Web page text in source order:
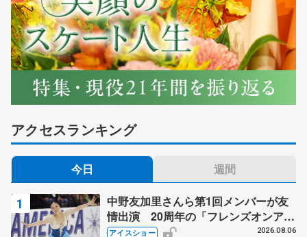
アクセスランキング
今日 週間
中野友加里さんら第1回メンバーが友
情出演 20周年の「フレンズオンアイ
ス」 宮本賢二さん、有川梨絵さん、
アイスショー 2026.08.06